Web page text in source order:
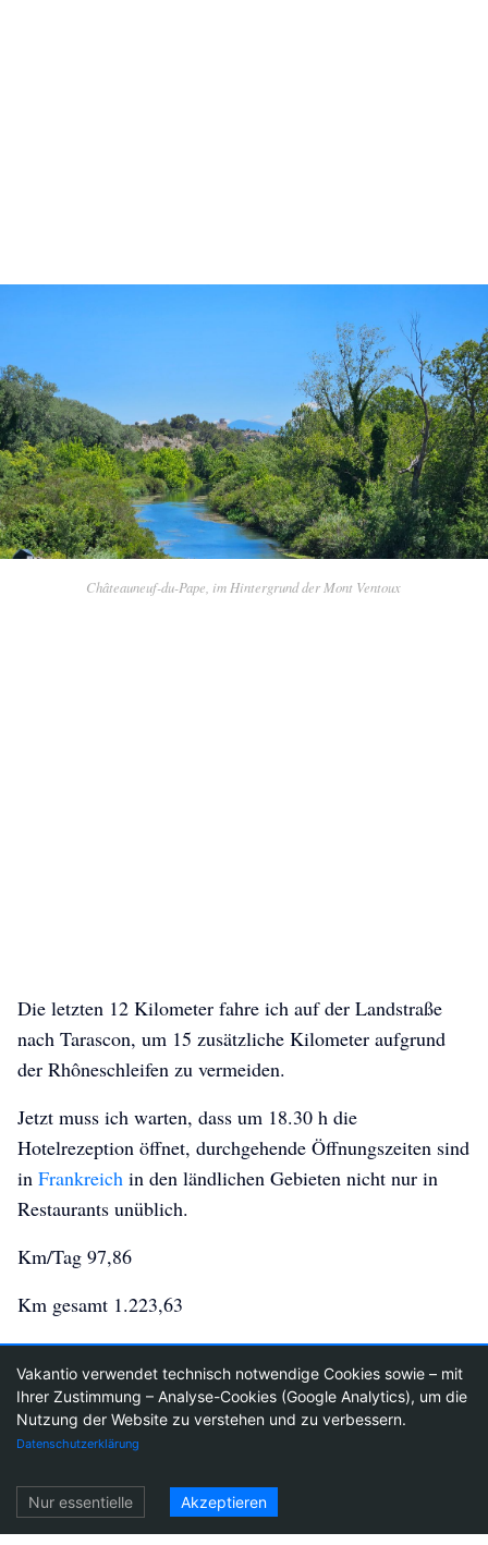
Châteauneuf-du-Pape, im Hintergrund der Mont Ventoux
Die letzten 12 Kilometer fahre ich auf der Landstraße
nach Tarascon, um 15 zusätzliche Kilometer aufgrund
der Rhôneschleifen zu vermeiden.
Jetzt muss ich warten, dass um 18.30 h die
Hotelrezeption öffnet, durchgehende Öffnungszeiten sind
in Frankreich in den ländlichen Gebieten nicht nur in
Restaurants unüblich.
Km/Tag 97,86
Km gesamt 1.223,63
Vakantio verwendet technisch notwendige Cookies sowie – mit
Ihrer Zustimmung – Analyse-Cookies (Google Analytics), um die
Nutzung der Website zu verstehen und zu verbessern.
Datenschutzerklärung
Nur essentielle Akzeptieren